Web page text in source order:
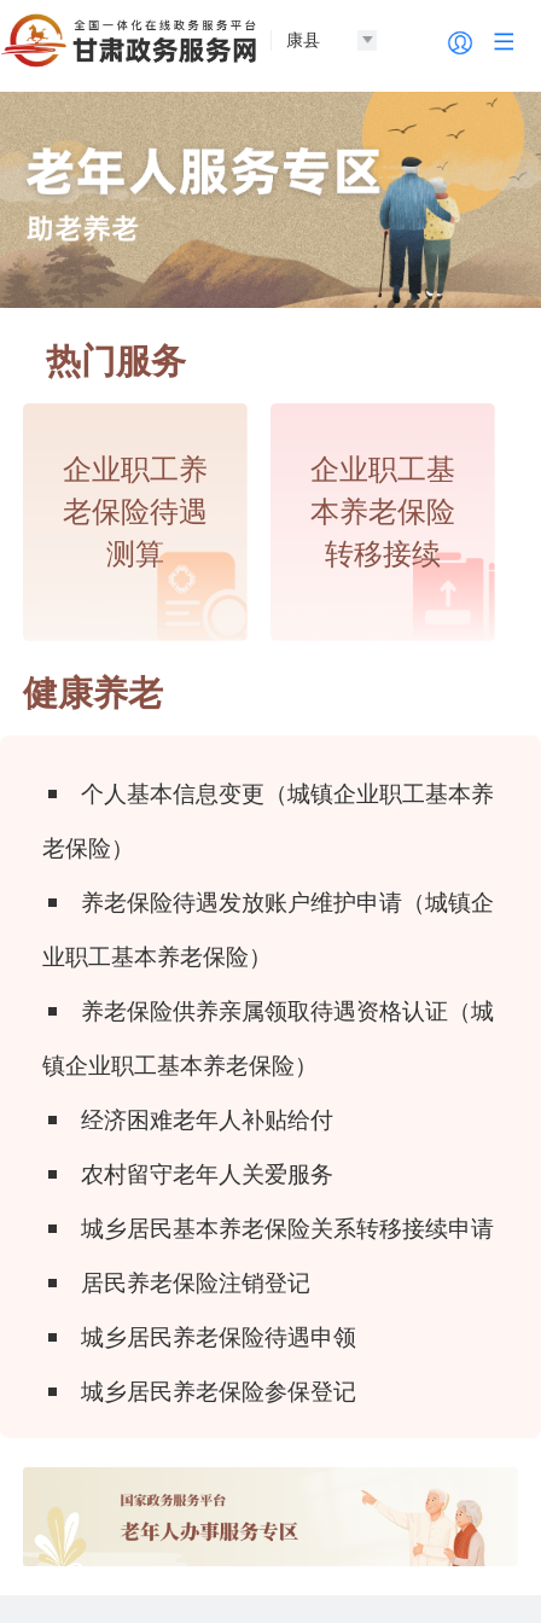
康县
热门服务
企业职工养
老保险待遇
测算
企业职工基
本养老保险
转移接续
健康养老
个人基本信息变更（城镇企业职工基本养
老保险）
养老保险待遇发放账户维护申请（城镇企
业职工基本养老保险）
养老保险供养亲属领取待遇资格认证（城
镇企业职工基本养老保险）
经济困难老年人补贴给付
农村留守老年人关爱服务
城乡居民基本养老保险关系转移接续申请
居民养老保险注销登记
城乡居民养老保险待遇申领
城乡居民养老保险参保登记